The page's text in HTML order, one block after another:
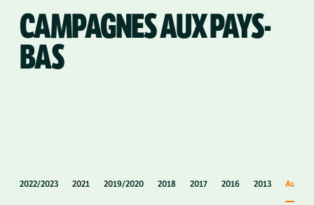
CAMPAGNES AUX PAYS-
BAS
2022/2023 2021 2019/2020 2018 2017 2016 2013 Autres